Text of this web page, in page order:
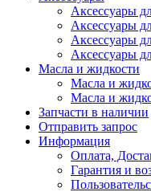
Аксессуары
Аксессуары
Аксессуары
Аксессуары
Масла и жидкости
Масла и
Масла и
Запчасти в наличии
Отправить запрос
Информация
Оплата,
Гарантия и